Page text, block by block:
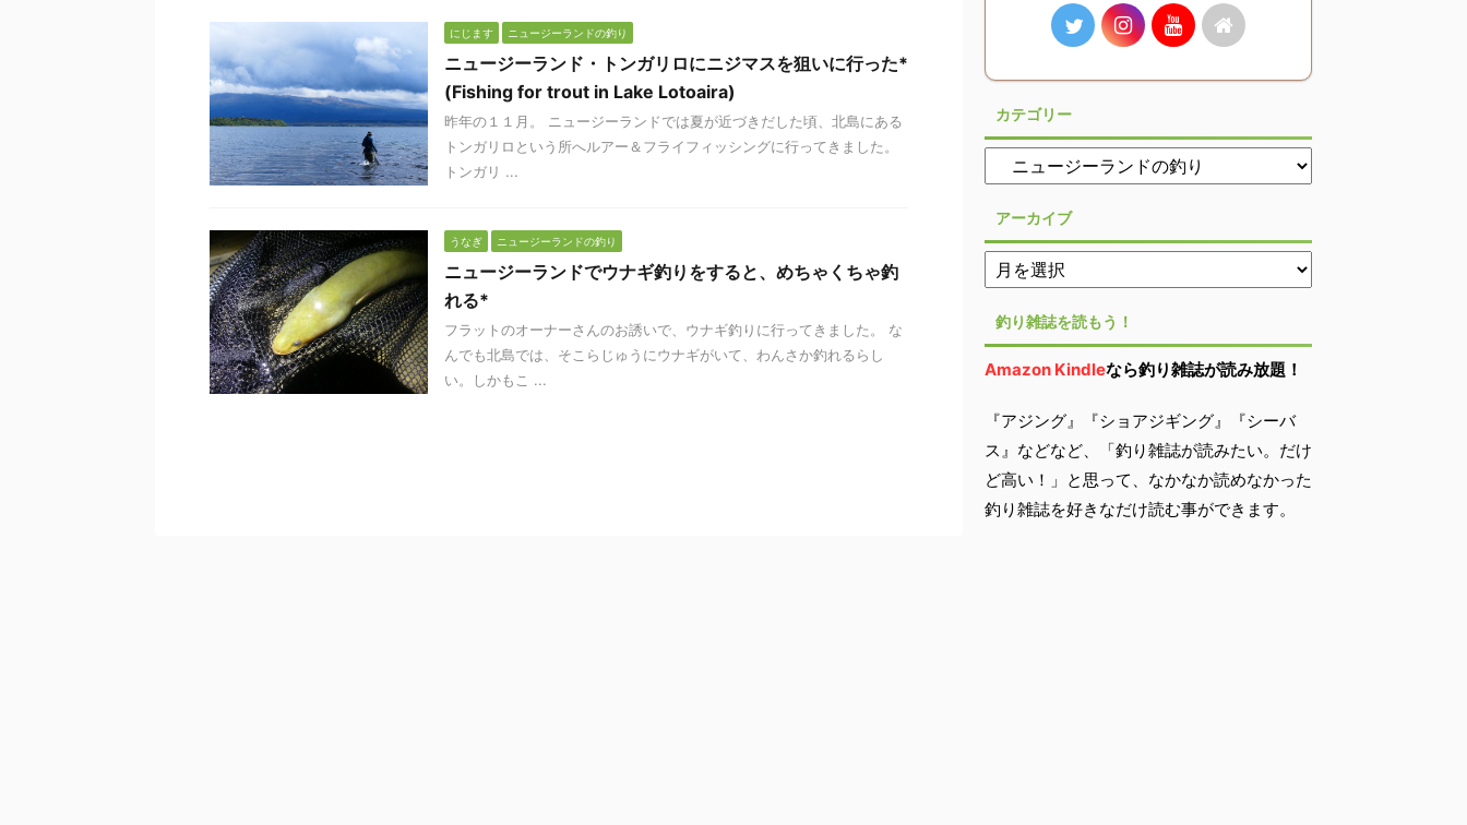
にじます ニュージーランドの釣り
ニュージーランド・トンガリロにニジマスを狙いに行った*
(Fishing for trout in Lake Lotoaira)
昨年の１１月。 ニュージーランドでは夏が近づきだした頃、北島にある
トンガリロという所へルアー＆フライフィッシングに行ってきました。
トンガリ ...
うなぎ ニュージーランドの釣り
ニュージーランドでウナギ釣りをすると、めちゃくちゃ釣
れる*
フラットのオーナーさんのお誘いで、ウナギ釣りに行ってきました。 な
んでも北島では、そこらじゅうにウナギがいて、わんさか釣れるらし
い。しかもこ ...
カテゴリー
アーカイブ
釣り雑誌を読もう！
Amazon Kindleなら釣り雑誌が読み放題！
『アジング』『ショアジギング』『シーバ
ス』などなど、「釣り雑誌が読みたい。だけ
ど高い！」と思って、なかなか読めなかった
釣り雑誌を好きなだけ読む事ができます。